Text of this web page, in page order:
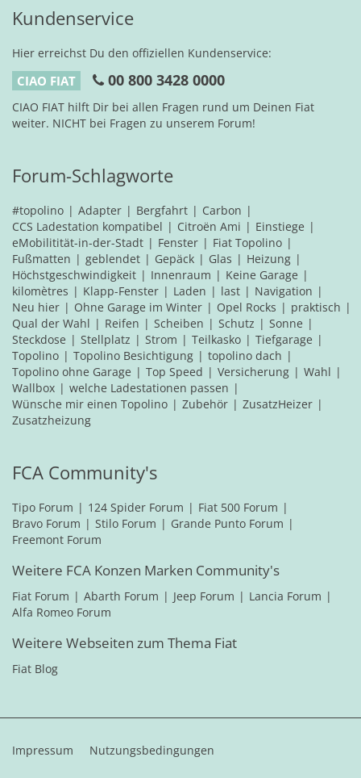
Kundenservice
Hier erreichst Du den offiziellen Kundenservice:
CIAO FIAT 00 800 3428 0000
CIAO FIAT hilft Dir bei allen Fragen rund um Deinen Fiat
weiter. NICHT bei Fragen zu unserem Forum!
Forum-Schlagworte
#topolino Adapter Bergfahrt
Carbon
CCS Ladestation kompatibel
Citroën Ami
Einstiege
eMobilitität-in-der-Stadt
Fenster
Fiat Topolino
Fußmatten
geblendet Gepäck Glas
Heizung
Höchstgeschwindigkeit
Innenraum
Keine Garage
kilomètres
Klapp-Fenster Laden last
Navigation
Neu hier
Ohne Garage im Winter Opel Rocks
praktisch
Qual der Wahl
Reifen Scheiben Schutz
Sonne
Steckdose
Stellplatz Strom Teilkasko
Tiefgarage
Topolino
Topolino Besichtigung
topolino dach
Topolino ohne Garage
Top Speed Versicherung
Wahl
Wallbox
welche Ladestationen passen
Wünsche mir einen Topolino
Zubehör
ZusatzHeizer
Zusatzheizung
FCA Community's
Tipo Forum 124 Spider Forum
Fiat 500 Forum
Bravo Forum
Stilo Forum
Grande Punto Forum
Freemont Forum
Weitere FCA Konzen Marken Community's
Fiat Forum Abarth Forum Jeep Forum
Lancia Forum
Alfa Romeo Forum
Weitere Webseiten zum Thema Fiat
Fiat Blog
Impressum Nutzungsbedingungen